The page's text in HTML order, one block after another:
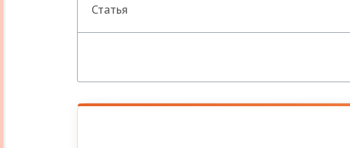
Статья